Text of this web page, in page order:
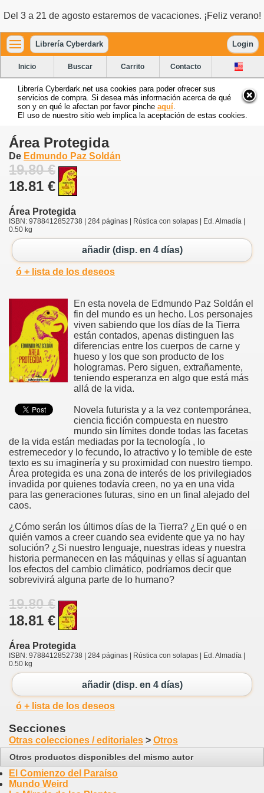
Del 3 a 21 de agosto estaremos de vacaciones. ¡Feliz verano!
Librería Cyberdark Login
Inicio Buscar Carrito Contacto
Librería Cyberdark.net usa cookies para poder ofrecer sus
servicios de compra. Si desea más información acerca de qué
son y en qué le afectan por favor pinche aquí
El uso de nuestro sitio web implica la aceptación de estas cookies.
Área Protegida
De Edmundo Paz Soldán
19.80 €
18.81 €
Área Protegida
ISBN: 9788412852738 | 284 páginas | Rústica con solapas | Ed. Almadía |
0.50 kg
añadir (disp. en 4 días)
ó + lista de los deseos
En esta novela de Edmundo Paz Soldán el
fin del mundo es un hecho. Los personajes
viven sabiendo que los días de la Tierra
están contados, apenas distinguen las
diferencias entre los cuerpos de carne y
hueso y los que son producto de los
hologramas. Pero siguen, extrañamente,
teniendo esperanza en algo que está más
allá de la vida.
Novela futurista y a la vez contemporánea,
ciencia ficción compuesta en nuestro
mundo sin límites donde todas las facetas
de la vida están mediadas por la tecnología , lo
estremecedor y lo fecundo, lo atractivo y lo temible de este
texto es su imaginería y su proximidad con nuestro tiempo.
Área protegida es una zona de interés de los privilegiados
invadida por quienes todavía creen, no ya en una vida
para las generaciones futuras, sino en un final alejado del
caos.
¿Cómo serán los últimos días de la Tierra? ¿En qué o en
quién vamos a creer cuando sea evidente que ya no hay
solución? ¿Si nuestro lenguaje, nuestras ideas y nuestra
historia permanecen en las máquinas y ellas sí aguantan
los efectos del cambio climático, podríamos decir que
sobrevivirá alguna parte de lo humano?
19.80 €
18.81 €
Área Protegida
ISBN: 9788412852738 | 284 páginas | Rústica con solapas | Ed. Almadía |
0.50 kg
añadir (disp. en 4 días)
ó + lista de los deseos
Secciones
Otras colecciones / editoriales > Otros
Otros productos disponibles del mismo autor
El Comienzo del Paraíso
Mundo Weird